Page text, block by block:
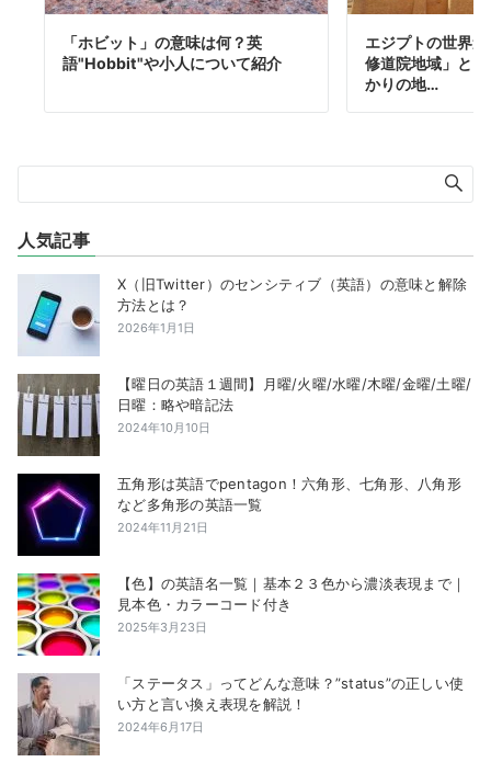
「ホビット」の意味は何？英
語"Hobbit"や小人について紹介
エジプトの世界
修道院地域」と
かりの地…
人気記事
X（旧Twitter）のセンシティブ（英語）の意味と解除
方法とは？
2026年1月1日
【曜日の英語１週間】月曜/火曜/水曜/木曜/金曜/土曜/
日曜：略や暗記法
2024年10月10日
五角形は英語でpentagon！六角形、七角形、八角形
など多角形の英語一覧
2024年11月21日
【色】の英語名一覧｜基本２３色から濃淡表現まで｜
見本色・カラーコード付き
2025年3月23日
「ステータス」ってどんな意味？”status”の正しい使
い方と言い換え表現を解説！
2024年6月17日